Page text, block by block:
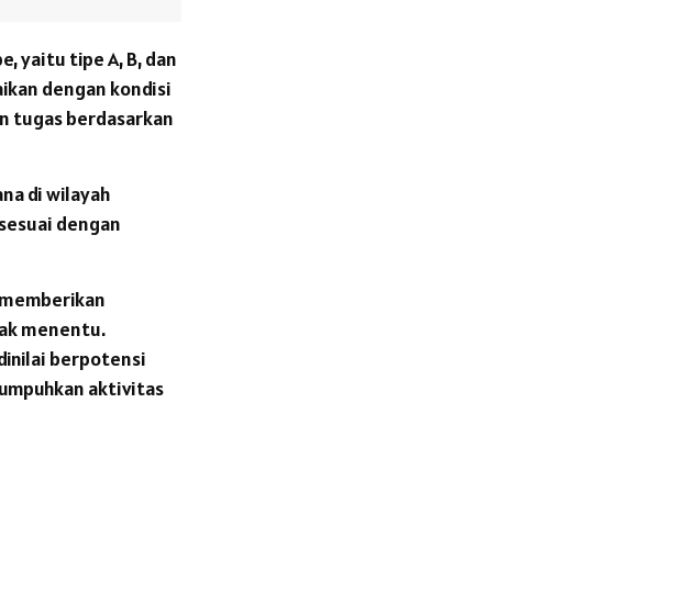
yaitu tipe A, B, dan
dengan kondisi
tugas berdasarkan
di wilayah
dengan
menentu.
berpotensi
aktivitas